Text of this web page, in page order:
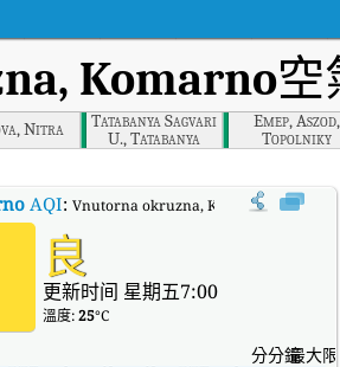
Komarno空
Nitra
Tatabanya Sagvari
U., Tatabanya
Emep, Aszod,
Topolniky
AQI: Vnutorna okruzna, Komarno實時空氣
良
更新时间 星期五7:00
溫度:25°C
分分鐘最大限